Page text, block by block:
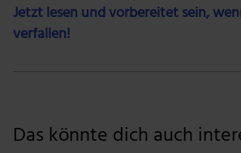
Jetzt lesen und vorbereitet sein,
verfallen!
Das könnte dich auch